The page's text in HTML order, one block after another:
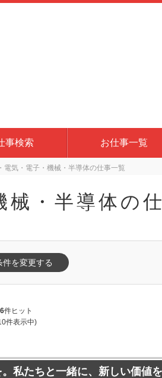
事検索 お仕事一覧
電気・電子・機械・半導体の仕事一覧
械・半導体の
件を変更する
件ヒット
件表示中)
私たちと一緒に、新しい価値を